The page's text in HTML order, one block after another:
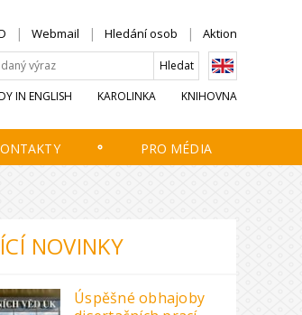
Webmail Hledání osob Aktion
IN ENGLISH KAROLINKA KNIHOVNA
PRO MÉDIA
NOVINKY
Úspěšné obhajoby